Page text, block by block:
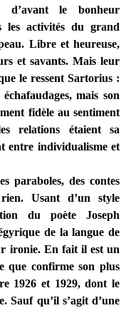
d’avant le bonheur
les activités du grand
Libre et heureuse,
et savants. Mais leur
le ressent Sartorius :
mais son
fidèle au sentiment
relations étaient sa
entre individualisme et
des contes
Usant d’un style
du poète Joseph
de la langue de
ironie. En fait il est un
que confirme son plus
1926 et 1929, dont le
Sauf qu’il s’agit d’une